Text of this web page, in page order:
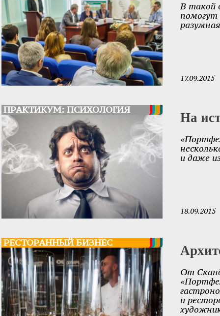
В такой
помогут
17.09.2015
ПРАКТИКУМ: ПСИХОЛОГИЯ На
и даже
18.09.2015
РЕСТОРАННЫЙ БИЗНЕС
От
и